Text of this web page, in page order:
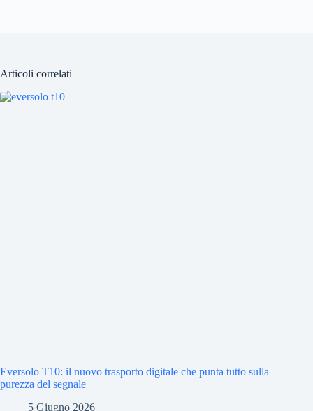
Articoli correlati
Eversolo T10: il nuovo trasporto digitale che punta tutto sulla
purezza del segnale
5 Giugno 2026